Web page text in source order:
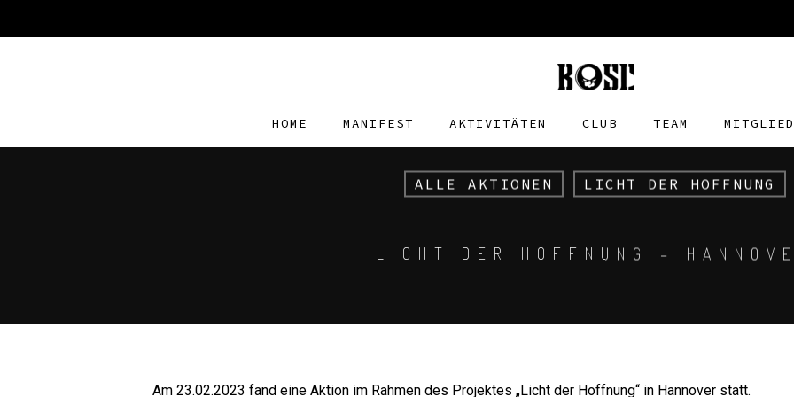
HOME MANIFEST AKTIVITÄTEN CLUB TEAM
ALLE AKTIONEN LICHT DER HOFFNUNG
LICHT DER HOFFNUNG –
Am 23.02.2023 fand eine Aktion im Rahmen des Projektes „Licht der Hoffnung“ in Hannover statt.